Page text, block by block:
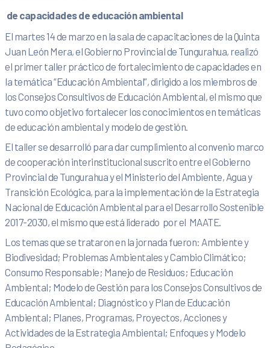
de capacidades de educación ambiental
El martes 14 de marzo en la sala de capacitaciones de la Quinta
Juan León Mera, el Gobierno Provincial de Tungurahua, realizó
el primer taller práctico de fortalecimiento de capacidades en
la temática “Educación Ambiental”, dirigido a los miembros de
los Consejos Consultivos de Educación Ambiental, el mismo que
tuvo como objetivo fortalecer los conocimientos en temáticas
de educación ambiental y modelo de gestión.
El taller se desarrolló para dar cumplimiento al convenio marco
de cooperación interinstitucional suscrito entre el Gobierno
Provincial de Tungurahua y el Ministerio del Ambiente, Agua y
Transición Ecológica, para la implementación de la Estrategia
Nacional de Educación Ambiental para el Desarrollo Sostenible
2017-2030, el mismo que está liderado por el MAATE.
Los temas que se trataron en la jornada fueron: Ambiente y
Biodivesidad; Problemas Ambientales y Cambio Climático;
Consumo Responsable; Manejo de Residuos; Educación
Ambiental; Modelo de Gestión para los Consejos Consultivos de
Educación Ambiental; Diagnóstico y Plan de Educación
Ambiental; Planes, Programas, Proyectos, Acciones y
Actividades de la Estrategia Ambiental; Enfoques y Modelo